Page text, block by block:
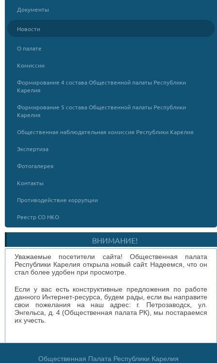
Документы
Новости
О палате
Комиссии
Формирование 4 состава Общественной палаты Республики
Карелия
Формирование 5 состава Общественной палаты Республики
Карелия
Общественная наблюдательная комиссия Республики Карелия
Экспертиза
Фотогалерея
Контакты
Противодействие коррупции
Реестр СО НКО
ВНИМАНИЕ!
Уважаемые посетители сайта! Общественная палата
Республики Карелия открыла новый сайт. Надеемся, что он
стал более удобен при просмотре.
Если у вас есть конструктивные предложения по работе
данного Интернет-ресурса, будем рады, если вы направите
свои пожелания на наш адрес: г. Петрозаводск, ул.
Энгельса, д. 4 (Общественная палата РК), мы постараемся
их учесть.
Общественная Палата Республики Карелия